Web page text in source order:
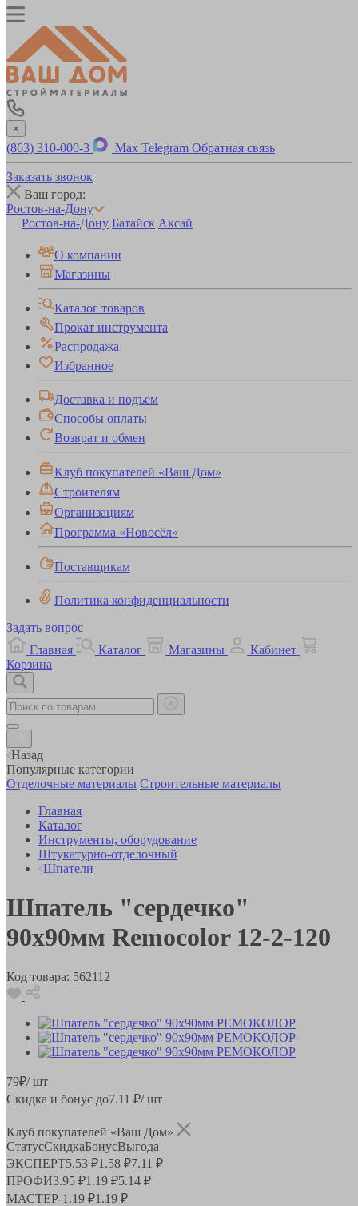
×
(863) 310-000-3 Max Telegram Обратная связь
Заказать звонок
Ваш город:
Ростов-на-Дону
Ростов-на-Дону Батайск Аксай
О компании
Магазины
Каталог товаров
Прокат инструмента
Распродажа
Избранное
Доставка и подъем
Способы оплаты
Возврат и обмен
Клуб покупателей «Ваш Дом»
Строителям
Организациям
Программа «Новосёл»
Поставщикам
Политика конфиденциальности
Задать вопрос
Главная
Каталог Магазины
Кабинет
Корзина
Назад
Популярные категории
Отделочные материалы Строительные материалы
Главная
Каталог
Инструменты, оборудование
Штукатурно-отделочный
Шпатели
Шпатель "сердечко"
90х90мм Remocolor 12-2-120
Код товара: 562112
79₽/ шт
Скидка и бонус до7.11 ₽/ шт
Клуб покупателей «Ваш Дом»
СтатусСкидкаБонусВыгода
ЭКСПЕРТ5.53 ₽1.58 ₽7.11 ₽
ПРОФИ3.95 ₽1.19 ₽5.14 ₽
МАСТЕР-1.19 ₽1.19 ₽